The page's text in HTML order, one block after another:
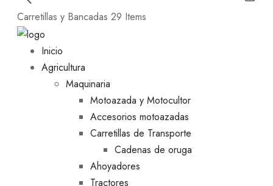
Carretillas y Bancadas 29 Items
Inicio
Agricultura
Maquinaria
Motoazada y Motocultor
Accesorios motoazadas
Carretillas de Transporte
Cadenas de oruga
Ahoyadores
Tractores